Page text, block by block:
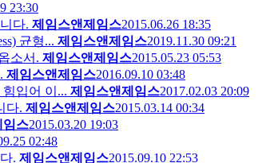
23:30
다. 제임스앤제임스2015.06.26 18:35
균형... 제임스앤제임스2019.11.30 09:21
소서. 제임스앤제임스2015.05.23 05:53
제임스앤제임스2016.09.10 03:48
입어 이... 제임스앤제임스2017.02.03 20:09
다. 제임스앤제임스2015.03.14 00:34
임스2015.03.20 19:03
02:48
. 제임스앤제임스2015.09.10 22:53